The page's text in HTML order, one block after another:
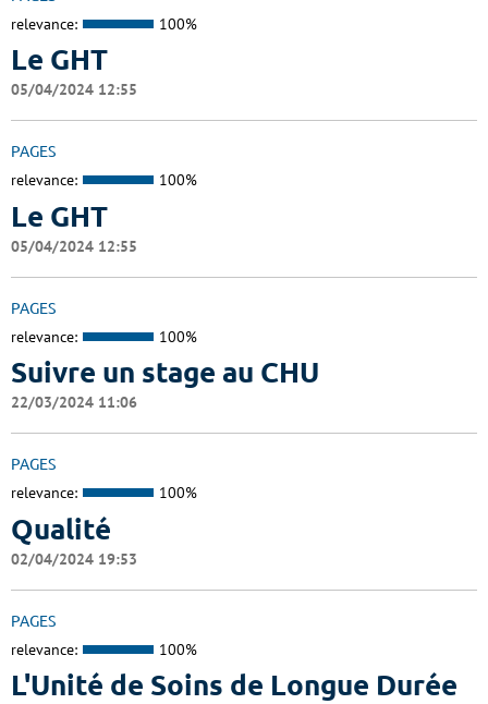
relevance: 100%
Le GHT
05/04/2024 12:55
PAGES
relevance: 100%
Le GHT
05/04/2024 12:55
PAGES
relevance: 100%
Suivre un stage au CHU
22/03/2024 11:06
PAGES
relevance: 100%
Qualité
02/04/2024 19:53
PAGES
relevance: 100%
L'Unité de Soins de Longue Durée